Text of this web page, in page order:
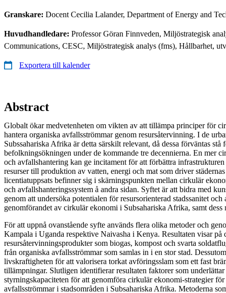
Granskare: Docent Cecilia Lalander, Department of Energy and
Huvudhandledare: Professor Göran Finnveden, Miljöstrategisk
Communications, CESC, Miljöstrategisk analys (fms), Hållbarhet,
Exportera till kalender
Abstract
Globalt ökar medvetenheten om vikten av att tillämpa principer för
hantera organiska avfallsströmmar genom resursåtervinning. I de
Subssahariska Afrika är detta särskilt relevant, då dessa förväntas stå
befolkningsökningen under de kommande tre decennierna. En mer
och avfallshantering kan ge incitament för att förbättra
resurser till produktion av vatten, energi och mat som driver
licentiatuppsats befinner sig i skärningspunkten mellan cirkulär
och avfallshanteringssystem å andra sidan. Syftet är att bidra med
genom att undersöka potentialen för resursorienterad stadssanitet
genomförandet av cirkulär ekonomi i Subsahariska Afrika, samt dess
För att uppnå ovanstående syfte används flera olika metoder och
Kampala i Uganda respektive Naivasha i Kenya. Resultaten visar på
resursåtervinningsprodukter som biogas, kompost och svarta
från organiska avfallsströmmar som samlas in i en stor stad.
livskraftigheten för att valorisera torkat avföringsslam som ett fast
tillämpningar. Slutligen identifierar resultaten faktorer som
styrningskapaciteten för att genomföra cirkulär ekonomi-strategier
avfallsströmmar i stadsområden i Subsahariska Afrika. Metoderna